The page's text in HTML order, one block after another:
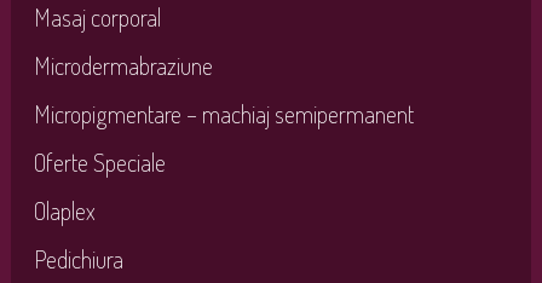
Masaj corporal
Microdermabraziune
Micropigmentare – machiaj semipermanent
Oferte Speciale
Olaplex
Pedichiura